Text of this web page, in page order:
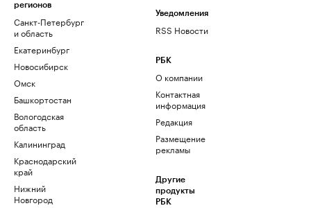
регионов
Санкт-Петербург
и область
Екатеринбург
Новосибирск
Омск
Башкортостан
Вологодская
область
Калининград
Краснодарский
край
Нижний
Новгород
Уведомления
RSS Новости
РБК
О компании
Контактная
информация
Редакция
Размещение
рекламы
Другие
продукты
РБК